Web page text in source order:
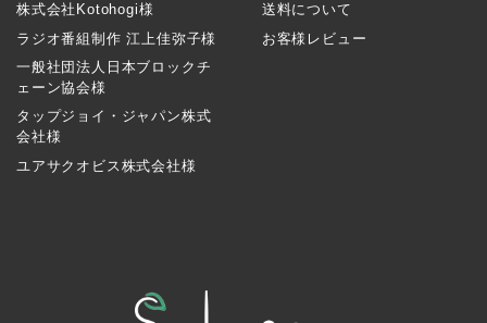
株式会社Kotohogi様
ラジオ番組制作 江上佳弥子様
一般社団法人日本ブロックチ
ェーン協会様
タップジョイ・ジャパン株式
会社様
ユアサクオビス株式会社様
送料について
お客様レビュー